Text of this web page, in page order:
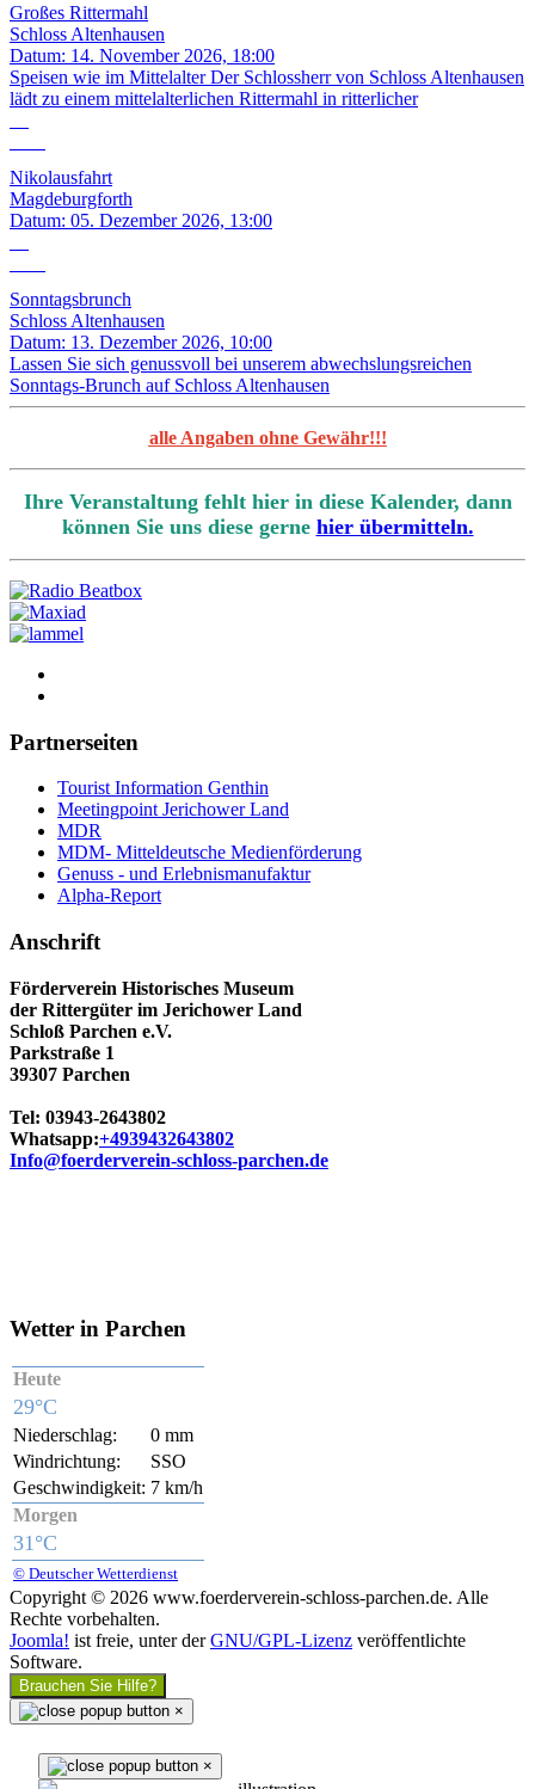
Großes Rittermahl
Schloss Altenhausen
Datum: 14. November 2026, 18:00
Speisen wie im Mittelalter Der Schlossherr von Schloss Altenhausen
lädt zu einem mittelalterlichen Rittermahl in ritterlicher
Nikolausfahrt
Magdeburgforth
Datum: 05. Dezember 2026, 13:00
Sonntagsbrunch
Schloss Altenhausen
Datum: 13. Dezember 2026, 10:00
Lassen Sie sich genussvoll bei unserem abwechslungsreichen
Sonntags-Brunch auf Schloss Altenhausen
alle Angaben ohne Gewähr!!!
Ihre Veranstaltung fehlt hier in diese Kalender, dann
können Sie uns diese gerne hier übermitteln.
Partnerseiten
Tourist Information Genthin
Meetingpoint Jerichower Land
MDR
MDM- Mitteldeutsche Medienförderung
Genuss - und Erlebnismanufaktur
Alpha-Report
Anschrift
Förderverein Historisches Museum
der Rittergüter im Jerichower Land
Schloß Parchen e.V.
Parkstraße 1
39307 Parchen
Tel: 03943-2643802
Whatsapp:+4939432643802
Info@foerderverein-schloss-parchen.de
Wetter in Parchen
Heute
29°C
Niederschlag:
0 mm
Windrichtung:
SSO
Geschwindigkeit: 7 km/h
Morgen
31°C
© Deutscher Wetterdienst
Copyright © 2026 www.foerderverein-schloss-parchen.de. Alle
Rechte vorbehalten.
Joomla! ist freie, unter derGNU/GPL-Lizenz veröffentlichte
Software.
Brauchen Sie Hilfe?
×
×